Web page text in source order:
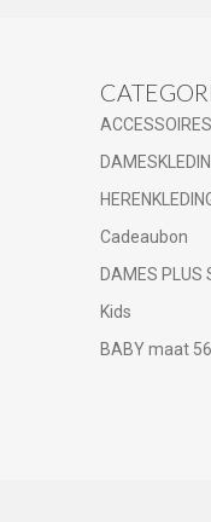
ACCESSOIRES
Cadeaubon
DAMES PLUS
Kids
BABY maat